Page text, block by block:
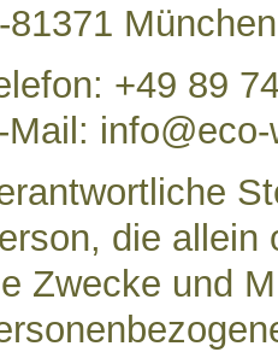
81371 München
+49 89
Mail:
die allein
Zwecke und